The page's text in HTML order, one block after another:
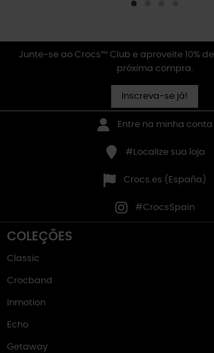
Junte-se ao Crocs™ Club e aproveite 10%
próxima compra.
Inscreva-se já!
Entre na minha conta
#Localize sua loja
Crocs.es (España)
#CrocsSpain
COLEÇÕES
Classic
Crocband
Inmotion
Echo
Getaway